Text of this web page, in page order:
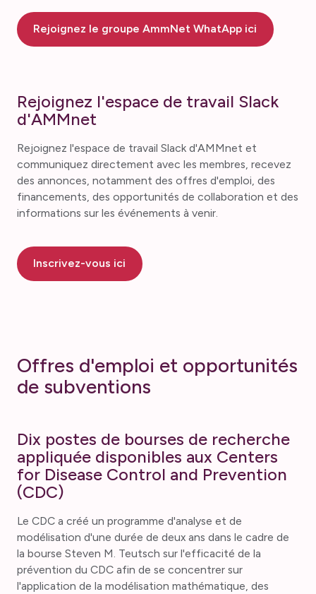
Rejoignez le groupe AmmNet WhatApp ici
Rejoignez l'espace de travail Slack
d'AMMnet
Rejoignez l'espace de travail Slack d'AMMnet et
communiquez directement avec les membres, recevez
des annonces, notamment des offres d'emploi, des
financements, des opportunités de collaboration et des
informations sur les événements à venir.
Inscrivez-vous ici
Offres d'emploi et opportunités
de subventions
Dix postes de bourses de recherche
appliquée disponibles aux Centers
for Disease Control and Prevention
(CDC)
Le CDC a créé un programme d'analyse et de
modélisation d'une durée de deux ans dans le cadre de
la bourse Steven M. Teutsch sur l'efficacité de la
prévention du CDC afin de se concentrer sur
l'application de la modélisation mathématique, des